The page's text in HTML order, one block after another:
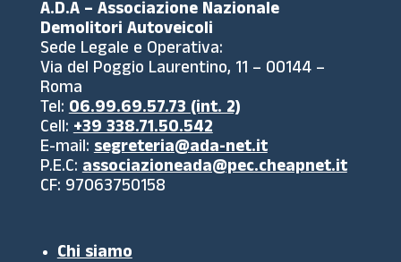
A.D.A – Associazione Nazionale
Demolitori Autoveicoli
Sede Legale e Operativa:
Via del Poggio Laurentino, 11 – 00144 –
Roma
Tel:06.99.69.57.73 (int. 2)
Cell:+39 338.71.50.542
E-mail:segreteria@ada-net.it
P.E.C:associazioneada@pec.cheapnet.it
CF: 97063750158
Chi siamo